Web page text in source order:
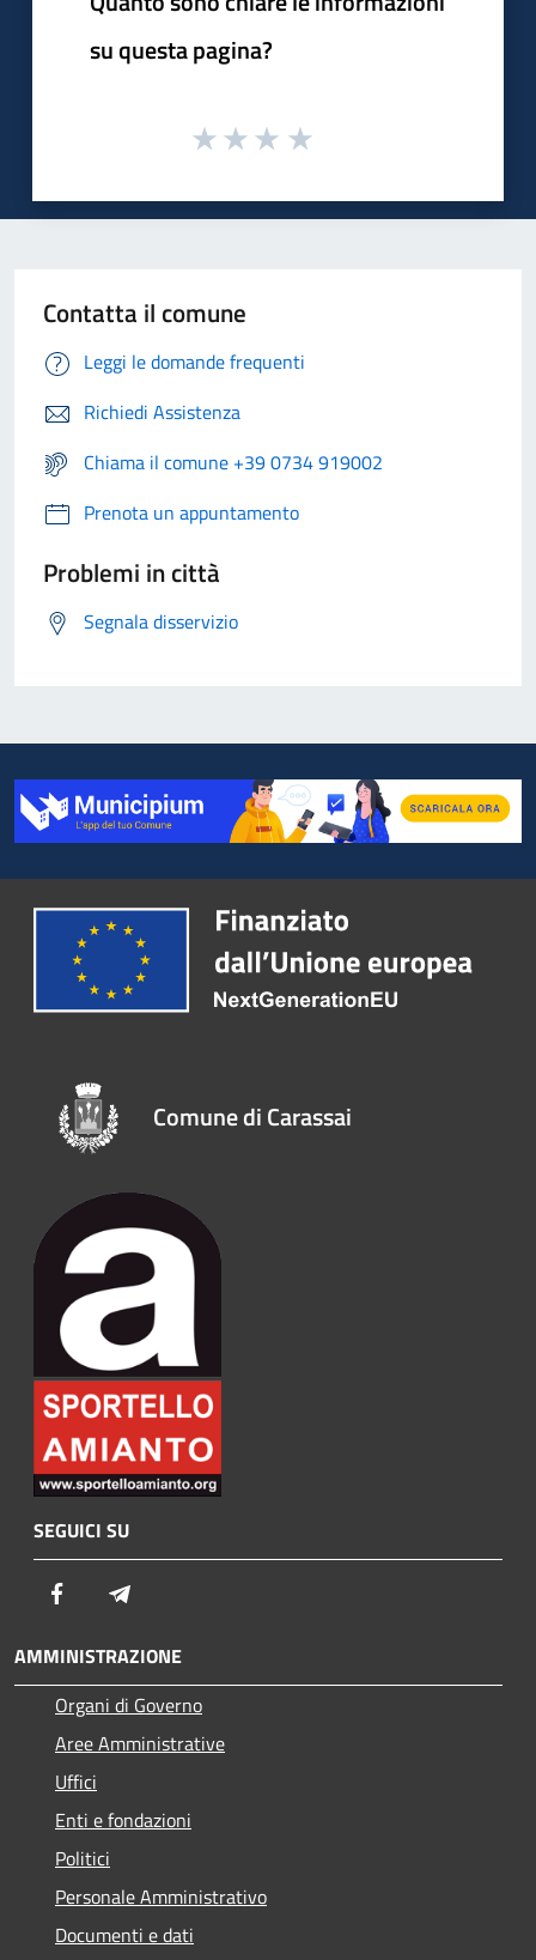
su questa pagina?
Contatta il comune
Leggi le domande frequenti
Richiedi Assistenza
Chiama il comune +39 0734 919002
Prenota un appuntamento
Problemi in città
Segnala disservizio
Comune di Carassai
SEGUICI SU
Facebook
AMMINISTRAZIONE
Organi di Governo
Aree Amministrative
Uffici
Enti e fondazioni
Politici
Personale Amministrativo
Documenti e dati